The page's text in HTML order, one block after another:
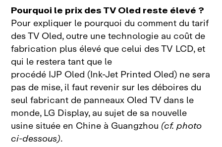
Pourquoi le prix des TV Oled reste élevé ?
Pour expliquer le pourquoi du comment du tarif
des TV Oled, outre une technologie au coût de
fabrication plus élevé que celui des TV LCD, et
qui le restera tant que le
procédé IJP Oled (Ink‑Jet Printed Oled) ne sera
pas de mise, il faut revenir sur les déboires du
seul fabricant de panneaux Oled TV dans le
monde, LG Display, au sujet de sa nouvelle
usine située en Chine à Guangzhou (cf. photo
ci‑dessous).